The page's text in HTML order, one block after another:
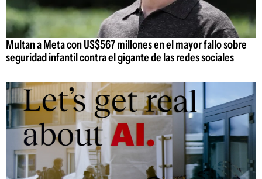
Multan a Meta con US$567 millones en el mayor fallo sobre
seguridad infantil contra el gigante de las redes sociales